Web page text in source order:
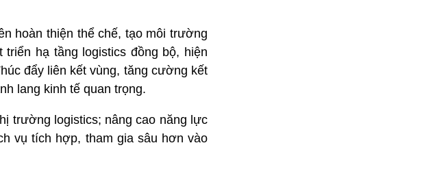
hoàn thiện thể chế, tạo môi trường
hạ tầng logistics đồng bộ, hiện
đẩy liên kết vùng, tăng cường kết
lang kinh tế quan trọng.
trường logistics; nâng cao năng lực
vụ tích hợp, tham gia sâu hơn vào